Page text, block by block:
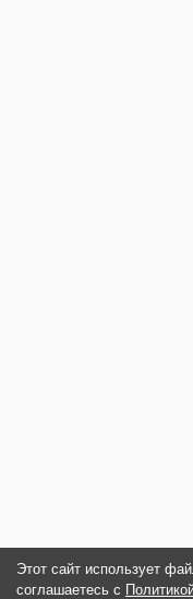
Этот сайт использует
соглашаетесь с